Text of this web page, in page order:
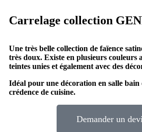
Carrelage collection
Une très belle collection de faïence
très doux. Existe en plusieurs couleurs
teintes unies et également avec des
Idéal pour une décoration en salle
crédence de cuisine.
Demander un